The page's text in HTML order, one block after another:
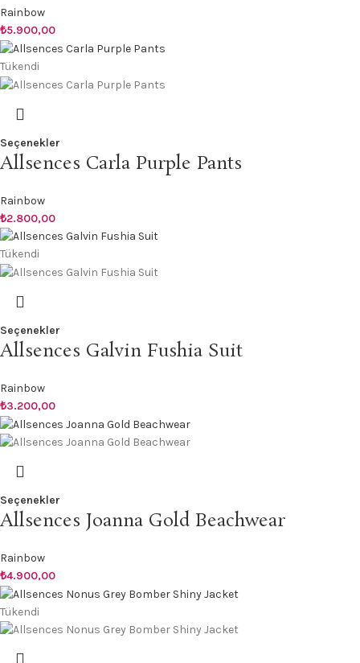
Rainbow
₺5.900,00
Tükendi
Seçenekler
Allsences Carla Purple Pants
Rainbow
₺2.800,00
Tükendi
Seçenekler
Allsences Galvin Fushia Suit
Rainbow
₺3.200,00
Seçenekler
Allsences Joanna Gold Beachwear
Rainbow
₺4.900,00
Tükendi